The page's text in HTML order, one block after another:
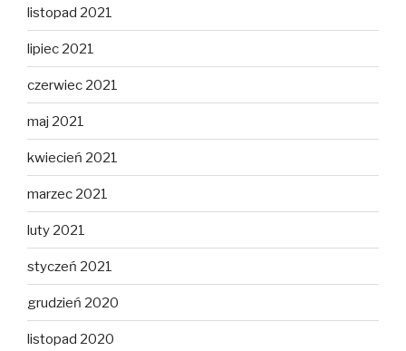
listopad 2021
lipiec 2021
czerwiec 2021
maj 2021
kwiecień 2021
marzec 2021
luty 2021
styczeń 2021
grudzień 2020
listopad 2020